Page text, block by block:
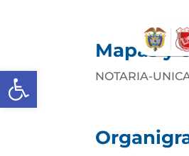
Abrir barra de herramientas
Mapas y
NOTARIA-